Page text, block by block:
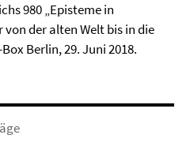
980 „Episteme in
der alten Welt bis in die
Berlin, 29. Juni 2018.